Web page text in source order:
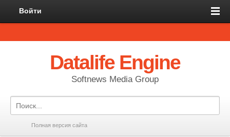
Войти
Datalife Engine
Softnews Media Group
Полная версия сайта